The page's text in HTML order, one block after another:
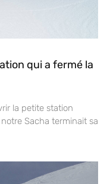
qui a fermé la
la petite station
Sacha terminait sa